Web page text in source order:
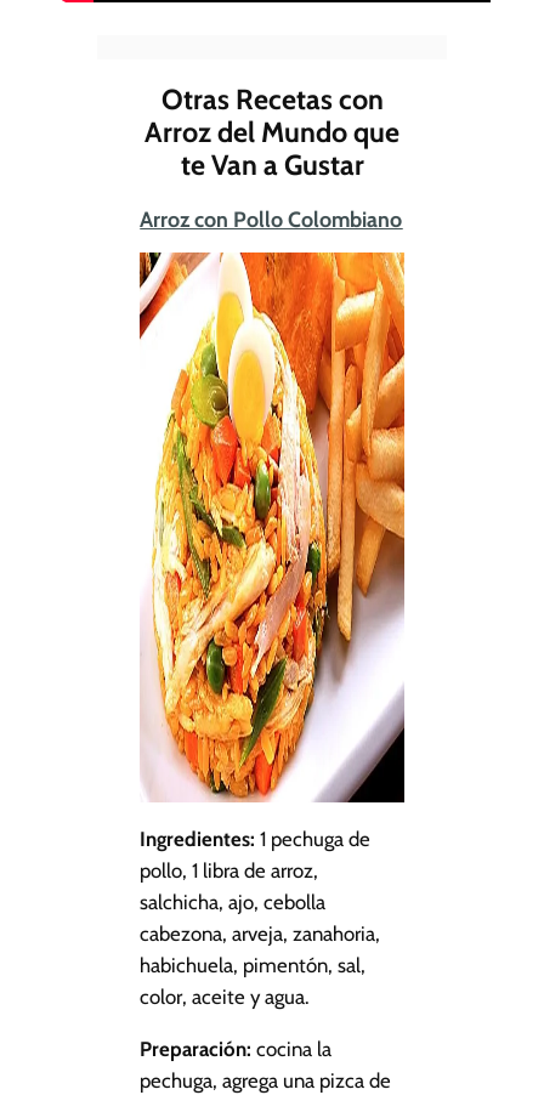
Otras Recetas con
Arroz del Mundo que
te Van a Gustar
Arroz con Pollo Colombiano
Ingredientes: 1 pechuga de
pollo, 1 libra de arroz,
salchicha, ajo, cebolla
cabezona, arveja, zanahoria,
habichuela, pimentón, sal,
color, aceite y agua.
Preparación: cocina la
pechuga, agrega una pizca de